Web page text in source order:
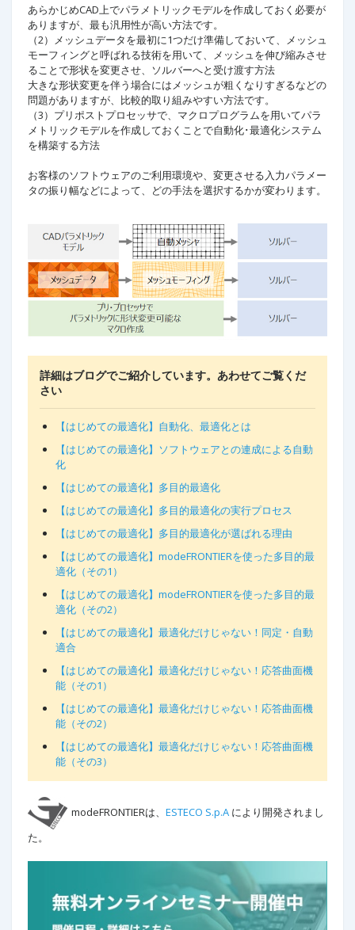
あらかじめCAD上でパラメトリックモデルを作成しておく必要が
ありますが、最も汎用性が高い方法です。
（2）メッシュデータを最初に1つだけ準備しておいて、メッシュ
モーフィングと呼ばれる技術を用いて、メッシュを伸び縮みさせ
ることで形状を変更させ、ソルバーへと受け渡す方法
大きな形状変更を伴う場合にはメッシュが粗くなりすぎるなどの
問題がありますが、比較的取り組みやすい方法です。
（3）プリポストプロセッサで、マクロプログラムを用いてパラ
メトリックモデルを作成しておくことで自動化･最適化システム
を構築する方法
お客様のソフトウェアのご利用環境や、変更させる入力パラメー
タの振り幅などによって、どの手法を選択するかが変わります。
詳細はブログでご紹介しています。あわせてご覧くだ
さい
【はじめての最適化】自動化、最適化とは
【はじめての最適化】ソフトウェアとの連成による自動
化
【はじめての最適化】多目的最適化
【はじめての最適化】多目的最適化の実行プロセス
【はじめての最適化】多目的最適化が選ばれる理由
【はじめての最適化】modeFRONTIERを使った多目的最
適化（その1）
【はじめての最適化】modeFRONTIERを使った多目的最
適化（その2）
【はじめての最適化】最適化だけじゃない！同定・自動
適合
【はじめての最適化】最適化だけじゃない！応答曲面機
能（その1）
【はじめての最適化】最適化だけじゃない！応答曲面機
能（その2）
【はじめての最適化】最適化だけじゃない！応答曲面機
能（その3）
modeFRONTIERは、 ESTECO S.p.A により開発されまし
た。